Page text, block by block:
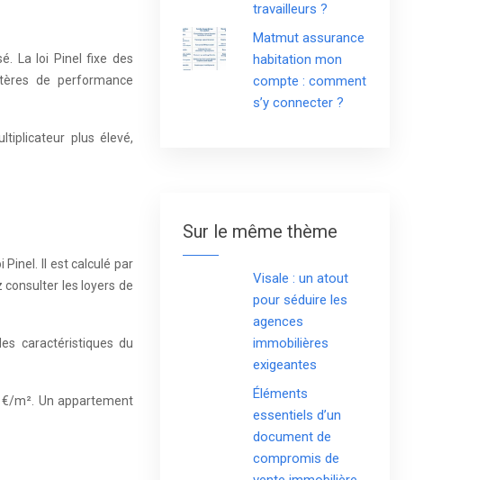
La loi Pinel fixe des
de performance
plus élevé,
Pinel. Il est calculé par
les loyers de
caractéristiques du
m². Un appartement
travailleurs ?
Matmut assurance
habitation mon
compte : comment
s’y connecter ?
Sur le même thème
Visale : un atout
pour séduire les
agences
immobilières
exigeantes
Éléments
essentiels d’un
document de
compromis de